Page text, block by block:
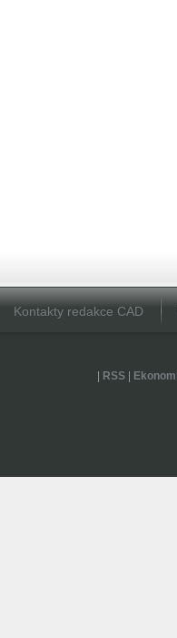
Kontakty redakce CAD
RSS|